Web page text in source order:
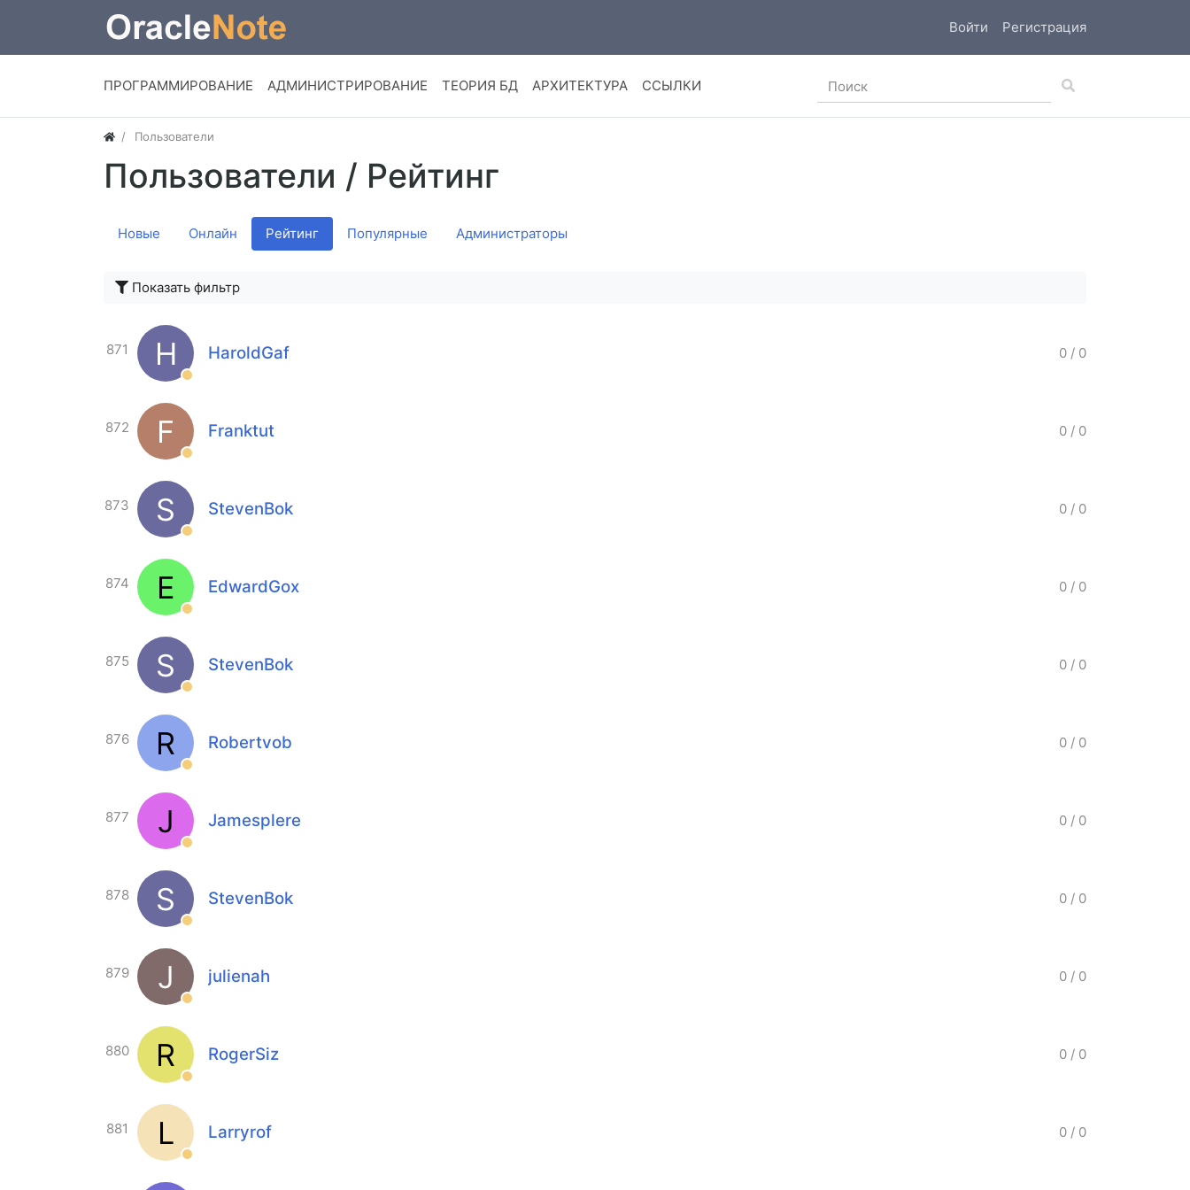
Войти Регистрация
ПРОГРАММИРОВАНИЕ АДМИНИСТРИРОВАНИЕ ТЕОРИЯ БД АРХИТЕКТУРА ССЫЛКИ
Пользователи
Пользователи / Рейтинг
Новые Онлайн Рейтинг Популярные Администраторы
Показать фильтр
871 H HaroldGaf 0 / 0
872 F Franktut 0 / 0
873 S StevenBok 0 / 0
874 E EdwardGox 0 / 0
875 S StevenBok 0 / 0
876 R Robertvob 0 / 0
877 J Jamesplere 0 / 0
878 S StevenBok 0 / 0
879 J julienah 0 / 0
880 R RogerSiz 0 / 0
881 L Larryrof 0 / 0